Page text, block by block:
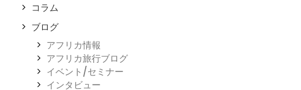
コラム
ブログ
アフリカ情報
アフリカ旅行ブログ
イベント/セミナー
インタビュー